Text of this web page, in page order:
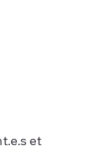
et